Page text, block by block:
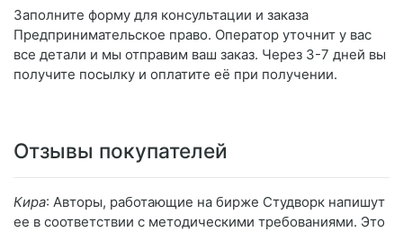
Заполните форму для консультации и заказа
Предпринимательское право. Оператор уточнит у вас
все детали и мы отправим ваш заказ. Через 3-7 дней вы
получите посылку и оплатите её при получении.
Отзывы покупателей
Кира: Авторы, работающие на бирже Студворк напишут
ее в соответствии с методическими требованиями. Это